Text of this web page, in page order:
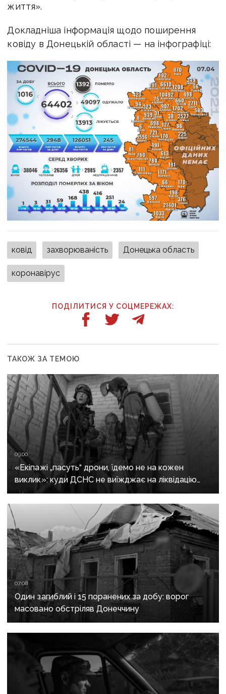
життя».
Докладніша інформація щодо поширення
ковіду в Донецькій області — на інфографіці:
ковід захворюваність Донецька область
коронавірус
ПОДІЛИТИСЯ У СОЦМЕРЕЖАХ:
ТАКОЖ ЗА ТЕМОЮ
09:00
«Екіпажі „пасуть“ дрони, їдемо не на кожен
виклик»: куди ДСНС не виїжджає на ліквідацію
надзвичайних ситуацій у Краматорську
та Слов’янську
07:08
Один загиблий і 15 поранених за добу: ворог
масовано обстріляв Донеччину